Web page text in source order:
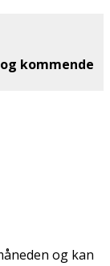
kommende
og kan